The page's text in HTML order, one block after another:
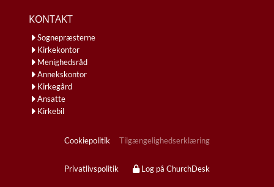
KONTAKT
Sognepræsterne
Kirkekontor
Menighedsråd
Annekskontor
Kirkegård
Ansatte
Kirkebil
Cookiepolitik Tilgængelighedserklæring
Privatlivspolitik Log på ChurchDesk